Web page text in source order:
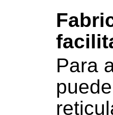
Para